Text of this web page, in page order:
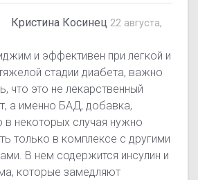
Кристина Косинец 22 августа,
и эффективен при легкой и
стадии диабета, важно
что это не лекарственный
а именно БАД, добавка,
в некоторых случая нужно
только в комплексе с другими
В нем содержится инсулин и
которые замедляют